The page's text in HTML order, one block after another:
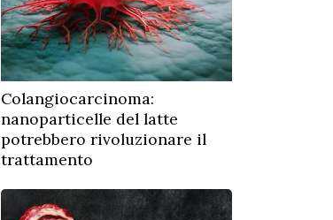
Colangiocarcinoma:
nanoparticelle del latte
potrebbero rivoluzionare il
trattamento